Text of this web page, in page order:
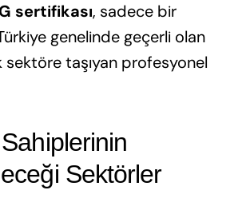
sertifikası, sadece bir
genelinde geçerli olan
sektöre taşıyan profesyonel
Sektörler